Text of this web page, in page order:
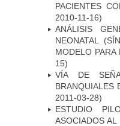
PACIENTES
2010-11-16)
ANÁLISIS
NEONATAL
MODELO
15)
VÍA DE
BRANQUIALES
2011-03-28)
ESTUDIO
ASOCIADOS